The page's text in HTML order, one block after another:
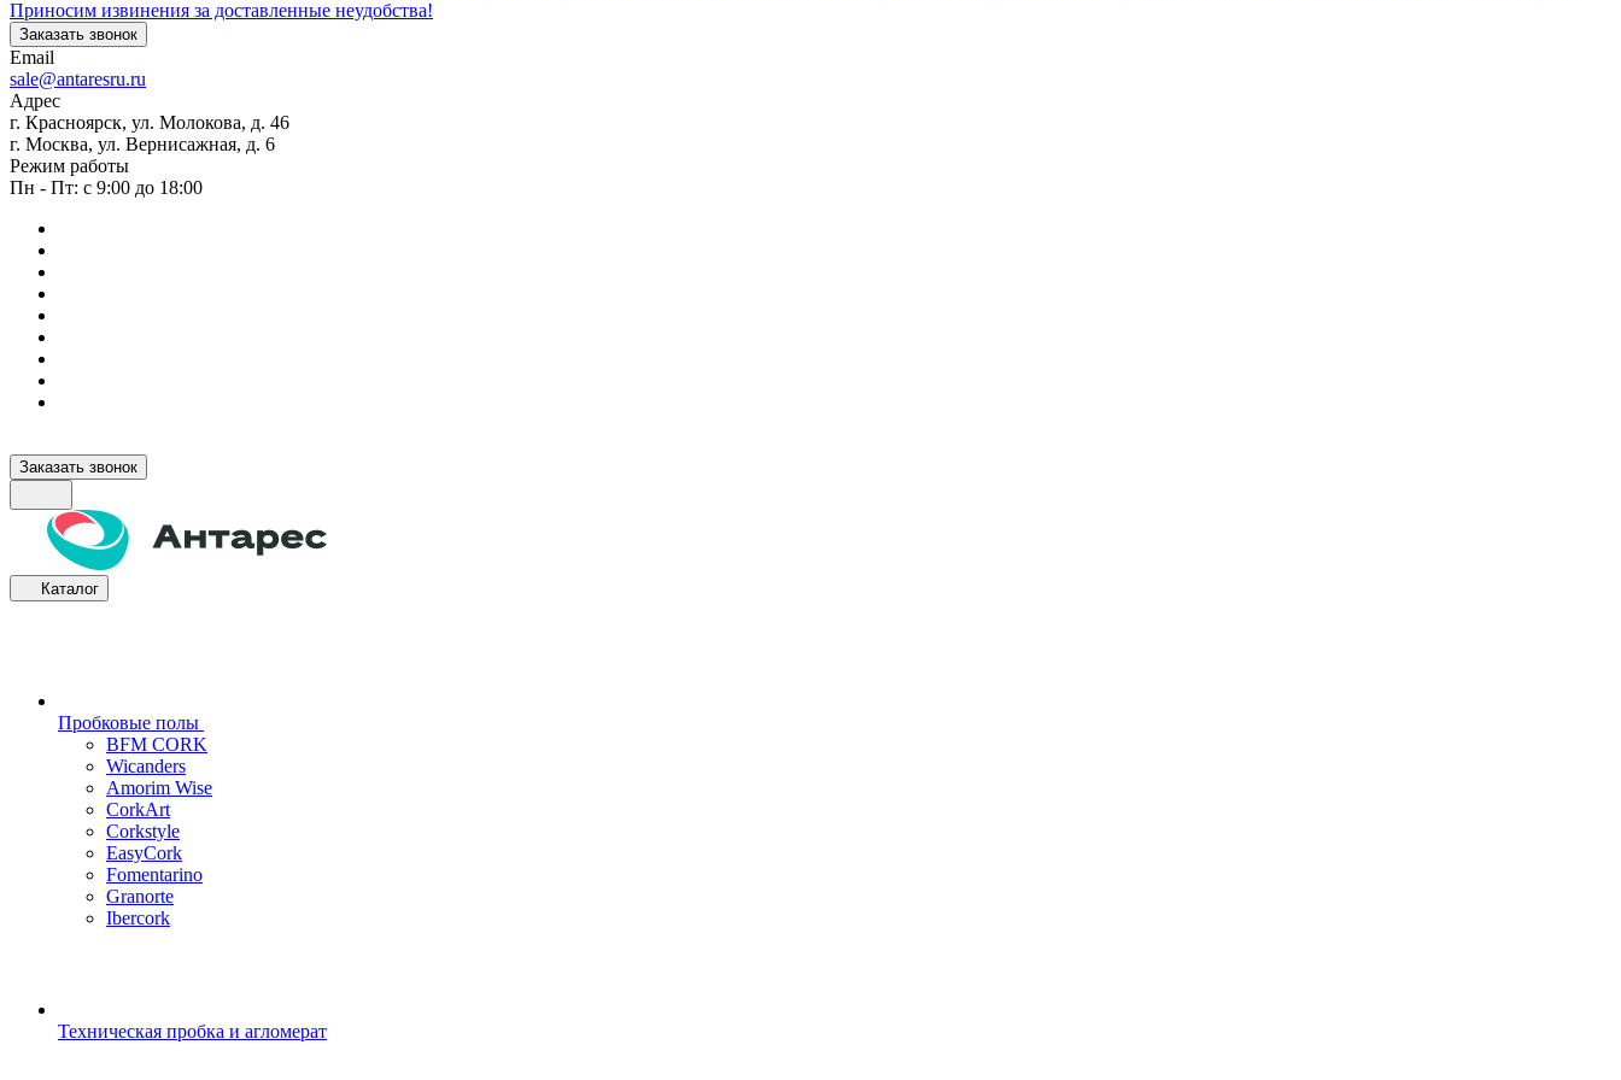
Приносим извинения за доставленные неудобства!
Заказать звонок
Email
sale@antaresru.ru
Адрес
г. Красноярск, ул. Молокова, д. 46
г. Москва, ул. Вернисажная, д. 6
Режим работы
Пн - Пт: с 9:00 до 18:00
Заказать звонок
Каталог
Пробковые полы
BFM CORK
Wicanders
Amorim Wise
CorkArt
Corkstyle
EasyCork
Fomentarino
Granorte
Ibercork
Техническая пробка и агломерат